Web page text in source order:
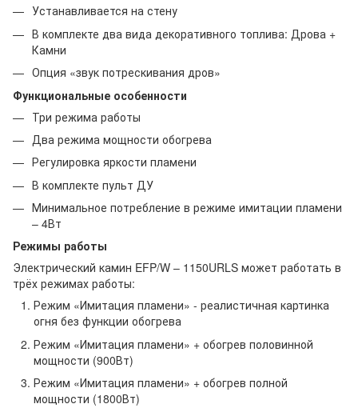
Устанавливается на стену
В комплекте два вида декоративного топлива: Дрова +
Камни
Опция «звук потрескивания дров»
Функциональные особенности
Три режима работы
Два режима мощности обогрева
Регулировка яркости пламени
В комплекте пульт ДУ
Минимальное потребление в режиме имитации пламени
– 4Вт
Режимы работы
Электрический камин EFP/W – 1150URLS может работать в
трёх режимах работы:
Режим «Имитация пламени» - реалистичная картинка
огня без функции обогрева
Режим «Имитация пламени» + обогрев половинной
мощности (900Вт)
Режим «Имитация пламени» + обогрев полной
мощности (1800Вт)